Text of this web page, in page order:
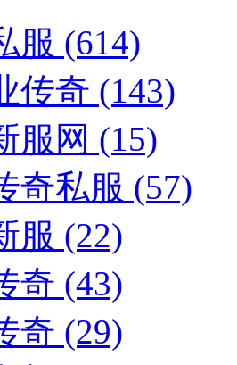
服 (614)
传奇 (143)
服网 (15)
奇私服 (57)
服 (22)
奇 (43)
奇 (29)